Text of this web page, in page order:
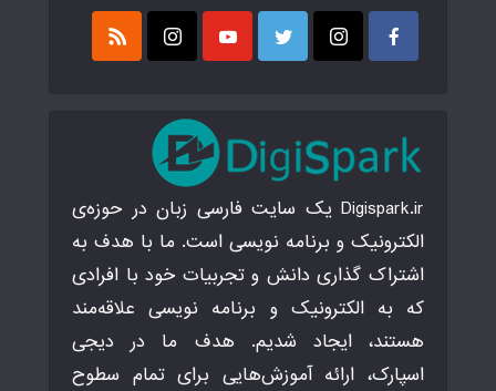
Digispark.ir یک سایت فارسی زبان در حوزه‌ی
الکترونیک و برنامه نویسی است. ما با هدف به
اشتراک گذاری دانش و تجربیات خود با افرادی
که به الکترونیک و برنامه نویسی علاقه‌مند
هستند، ایجاد شدیم. هدف ما در دیجی
اسپارک، ارائه آموزش‌هایی برای تمام سطوح